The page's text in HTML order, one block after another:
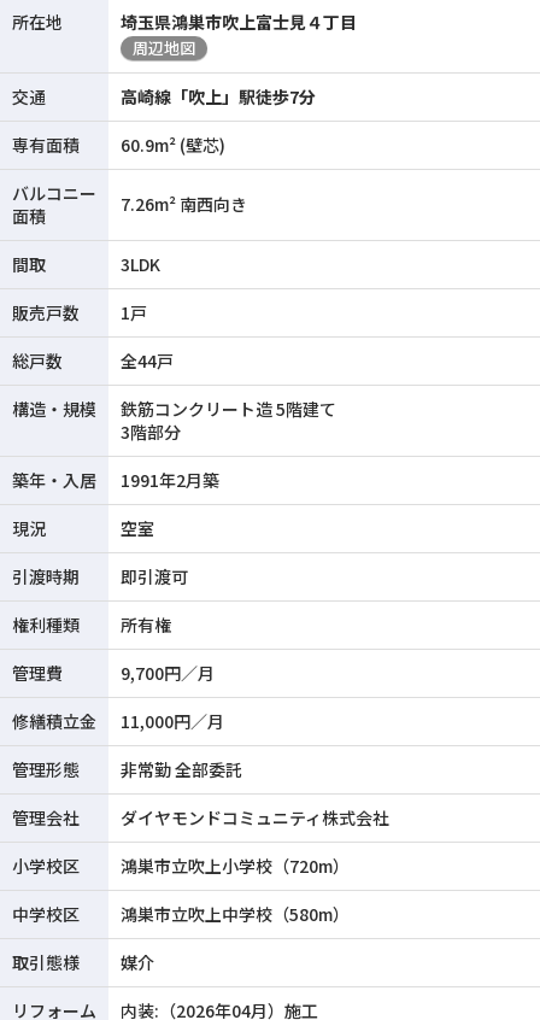
所在地
埼玉県鴻巣市吹上富士見４丁目
周辺地図
交通
高崎線「吹上」駅徒歩7分
専有面積
60.9m² (壁芯)
バルコニー
面積
7.26m² 南西向き
間取
3LDK
販売戸数
1戸
総戸数
全44戸
構造・規模
鉄筋コンクリート造 5階建て
3階部分
築年・入居
1991年2月築
現況
空室
引渡時期
即引渡可
権利種類
所有権
管理費
9,700円／月
修繕積立金
11,000円／月
管理形態
非常勤 全部委託
管理会社
ダイヤモンドコミュニティ株式会社
小学校区
鴻巣市立吹上小学校（720m）
中学校区
鴻巣市立吹上中学校（580m）
取引態様
媒介
リフォーム
内装:（2026年04月）施工